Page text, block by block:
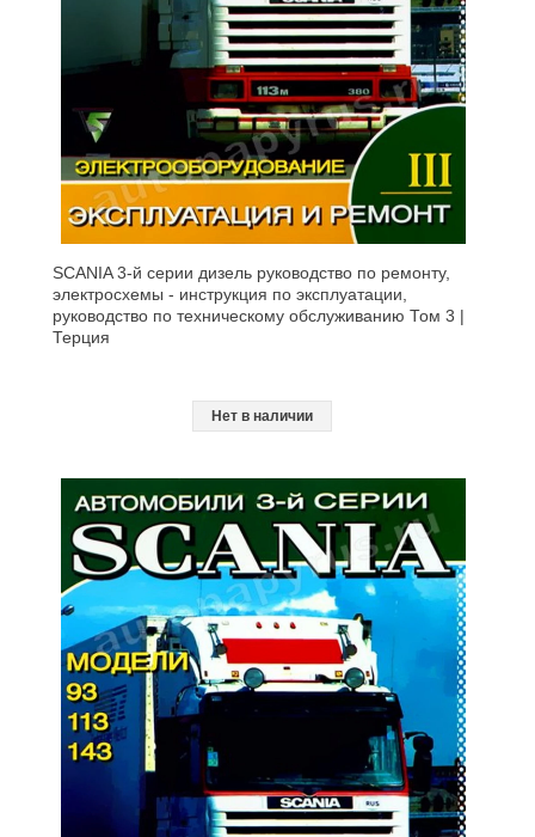
SCANIA 3-й серии дизель руководство по ремонту,
электросхемы - инструкция по эксплуатации,
руководство по техническому обслуживанию Том 3 |
Терция
Нет в наличии